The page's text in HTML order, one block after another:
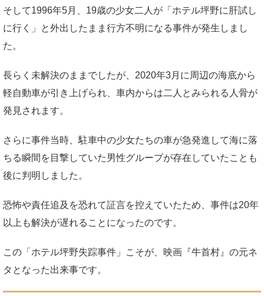
そして1996年5月、19歳の少女二人が「ホテル坪野に肝試し
に行く」と外出したまま行方不明になる事件が発生しまし
た。
長らく未解決のままでしたが、2020年3月に周辺の海底から
軽自動車が引き上げられ、車内からは二人とみられる人骨が
発見されます。
さらに事件当時、駐車中の少女たちの車が急発進して海に落
ちる瞬間を目撃していた男性グループが存在していたことも
後に判明しました。
恐怖や責任追及を恐れて証言を控えていたため、事件は20年
以上も解決が遅れることになったのです。
この「ホテル坪野失踪事件」こそが、映画『牛首村』の元ネ
タとなった出来事です。